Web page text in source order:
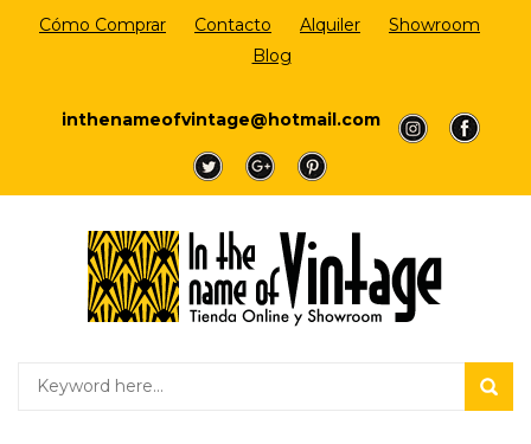
Cómo Comprar Contacto Alquiler
Showroom
Blog
inthenameofvintage@hotmail.com
a
a
a
a a